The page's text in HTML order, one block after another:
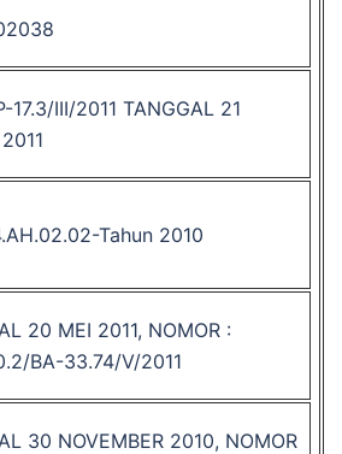
17.3/III/2011 TANGGAL 21
Tahun 2010
20 MEI 2011, NOMOR :
BA-33.74/V/2011
30 NOVEMBER 2010, NOMOR